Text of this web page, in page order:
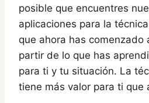
posible que encuentres
aplicaciones para la
que ahora has comenzado
partir de lo que has
para ti y tu situación. La
tiene más valor para ti que